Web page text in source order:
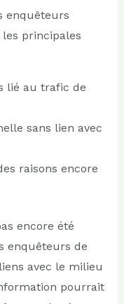
enquêteurs
principales
lié au trafic de
sans lien avec
raisons encore
encore été
enquêteurs de
avec le milieu
pourrait